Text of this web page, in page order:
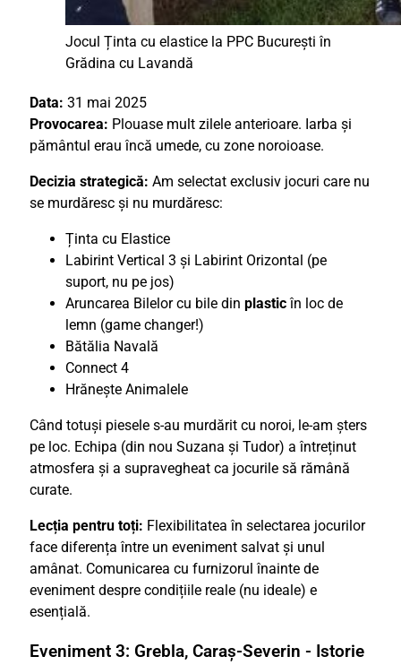
Jocul Ținta cu elastice la PPC București în
Grădina cu Lavandă
Data: 31 mai 2025
Provocarea: Plouase mult zilele anterioare. Iarba și
pământul erau încă umede, cu zone noroioase.
Decizia strategică: Am selectat exclusiv jocuri care nu
se murdăresc și nu murdăresc:
Ținta cu Elastice
Labirint Vertical 3 și Labirint Orizontal (pe
suport, nu pe jos)
Aruncarea Bilelor cu bile din plasticîn loc de
lemn (game changer!)
Bătălia Navală
Connect 4
Hrănește Animalele
Când totuși piesele s-au murdărit cu noroi, le-am șters
pe loc. Echipa (din nou Suzana și Tudor) a întreținut
atmosfera și a supravegheat ca jocurile să rămână
curate.
Lecția pentru toți: Flexibilitatea în selectarea jocurilor
face diferența între un eveniment salvat și unul
amânat. Comunicarea cu furnizorul înainte de
eveniment despre condițiile reale (nu ideale) e
esențială.
Eveniment 3: Grebla, Caraș-Severin - Istorie